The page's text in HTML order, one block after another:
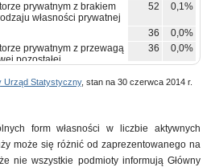
prywatnym z brakiem
własności prywatnej
52 0,1%
36
0,0%
prywatnym z przewagą
pozostałej
36 0,0%
w tym z przewagą
w tym z przewagą
7 0,0%
Urząd Statystyczny, stan na 30 czerwca 2014 r.
form własności w liczbie aktywnych
może się różnić od zaprezentowanego na
nie wszystkie podmioty informują Główny